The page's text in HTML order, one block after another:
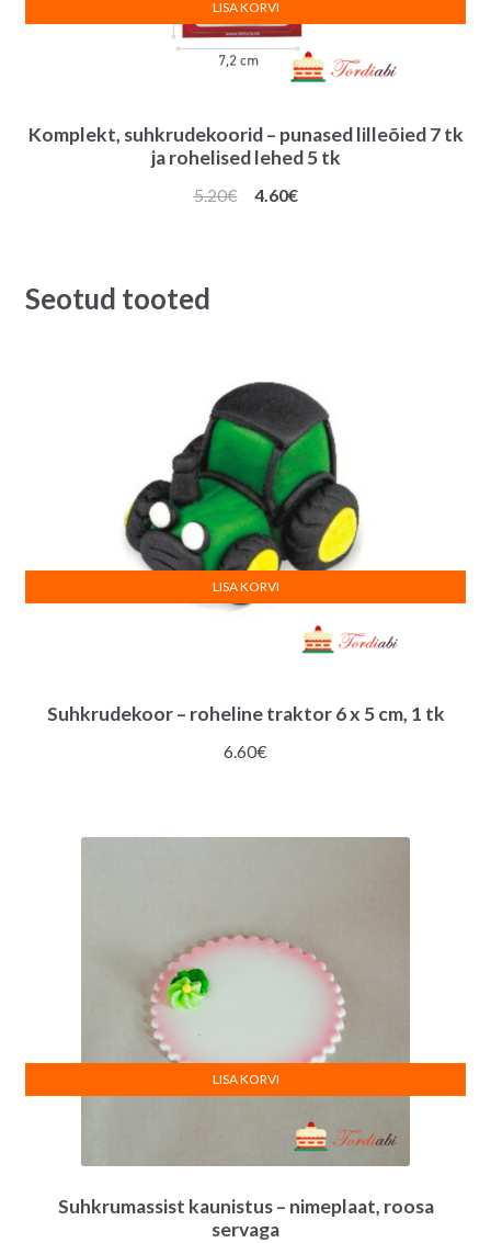
Komplekt, suhkrudekoorid – punased lilleõied 7 tk
ja rohelised lehed 5 tk
5.20€
Algne
4.60€Praegune
LISA KORVI
Seotud tooted
Suhkrudekoor – roheline traktor 6 x 5 cm, 1 tk
6.60€
LISA KORVI
Suhkrumassist kaunistus – nimeplaat, roosa
servaga
LISA KORVI